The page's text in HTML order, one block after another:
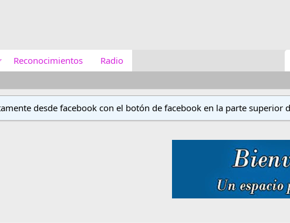
Reconocimientos Radio
desde facebook con el botón de facebook en la parte superior